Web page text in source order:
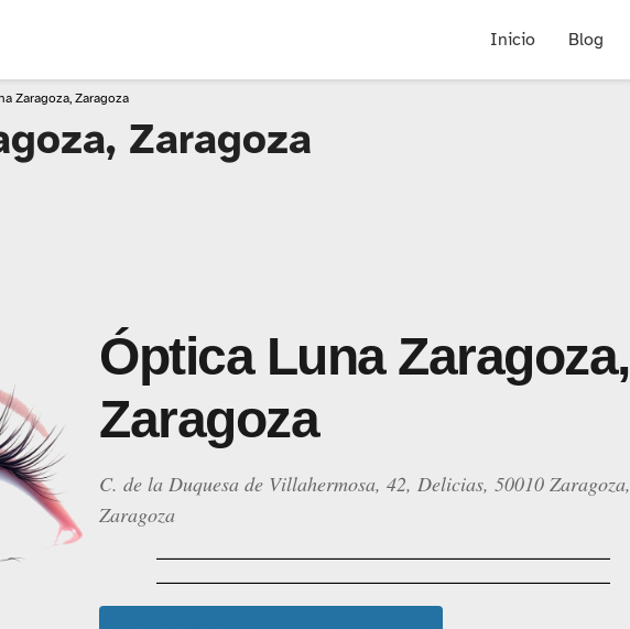
Inicio Blog
Zaragoza, Zaragoza
Zaragoza
Óptica Luna Zaragoza,
Zaragoza
C. de la Duquesa de Villahermosa, 42, Delicias, 50010 Zaragoza,
Zaragoza